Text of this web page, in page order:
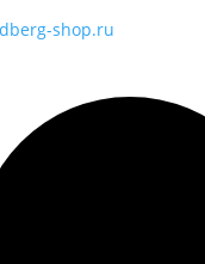
shop.ru